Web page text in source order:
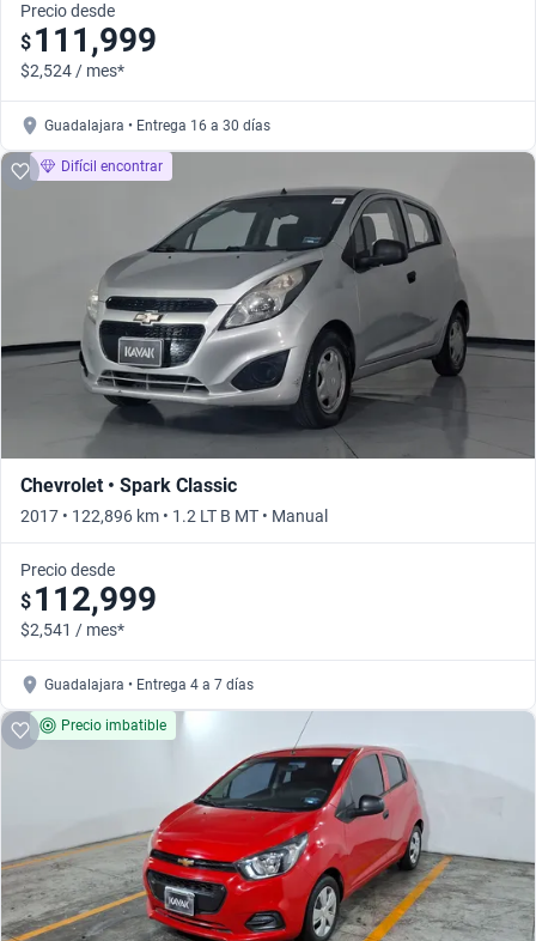
Precio desde
$ 111,999
$2,524 / mes*
Guadalajara • Entrega 16 a 30 días
Difícil encontrar
Chevrolet • Spark Classic
2017 • 122,896 km • 1.2 LT B MT • Manual
Precio desde
$ 112,999
$2,541 / mes*
Guadalajara • Entrega 4 a 7 días
Precio imbatible